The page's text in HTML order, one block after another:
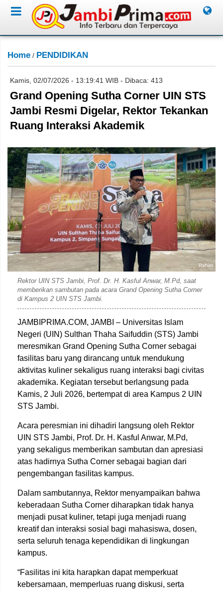
Home / PENDIDIKAN
Kamis, 02/07/2026 - 13:19:41 WIB - Dibaca: 413
Grand Opening Sutha Corner UIN STS
Jambi Resmi Digelar, Rektor Tekankan
Ruang Interaksi Akademik
Rahim
Rektor UIN STS Jambi, Prof. Dr. H. Kasful Anwar, M.Pd, saat
memberikan sambutan pada acara Grand Opening Sutha Corner
di Kampus 2 UIN STS Jambi.
JAMBIPRIMA.COM, JAMBI – Universitas Islam
Negeri (UIN) Sulthan Thaha Saifuddin (STS) Jambi
meresmikan Grand Opening Sutha Corner sebagai
fasilitas baru yang dirancang untuk mendukung
aktivitas kuliner sekaligus ruang interaksi bagi civitas
akademika. Kegiatan tersebut berlangsung pada
Kamis, 2 Juli 2026, bertempat di area Kampus 2 UIN
STS Jambi.
Acara peresmian ini dihadiri langsung oleh Rektor
UIN STS Jambi, Prof. Dr. H. Kasful Anwar, M.Pd,
yang sekaligus memberikan sambutan dan apresiasi
atas hadirnya Sutha Corner sebagai bagian dari
pengembangan fasilitas kampus.
Dalam sambutannya, Rektor menyampaikan bahwa
keberadaan Sutha Corner diharapkan tidak hanya
menjadi pusat kuliner, tetapi juga menjadi ruang
kreatif dan interaksi sosial bagi mahasiswa, dosen,
serta seluruh tenaga kependidikan di lingkungan
kampus.
“Fasilitas ini kita harapkan dapat memperkuat
kebersamaan, memperluas ruang diskusi, serta